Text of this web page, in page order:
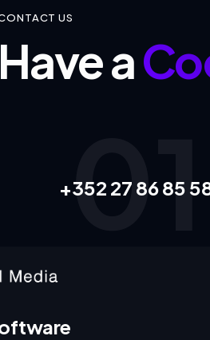
US
Have a
01
+352 27 86 85